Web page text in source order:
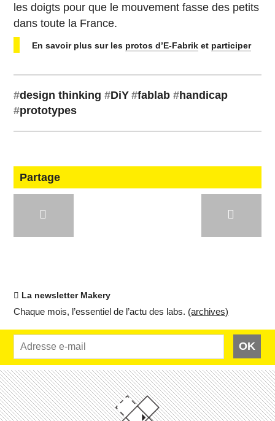
les doigts pour que le mou­ve­ment fasse des petits
dans toute la France.
En savoir plus sur les protos d’E-Fabrik et par­ti­ci­per
#design thinking #DiY #fablab #han­di­cap
#pro­to­types
Partage
La newsletter Makery
Chaque mois, l’es­sen­tiel de l’actu des labs. (ar­chives)
OK